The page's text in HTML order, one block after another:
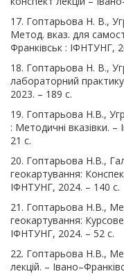
17. Гоптарьова Н. В.,
Метод. вказ. для
Франківськ : ІФНТУНГ,
18. Гоптарьова Н. В.,
лабораторний
2023. – 189 с.
19. Гоптарьова Н.В.,
: Методичні вказівки.
21 с.
20. Гоптарьова Н.В.,
геокартування:
ІФНТУНГ, 2024. – 140 с.
21. Гоптарьова Н.В.,
геокартування:
ІФНТУНГ, 2024. – 52 с.
22. Гоптарьова Н.В.,
лекцій. –